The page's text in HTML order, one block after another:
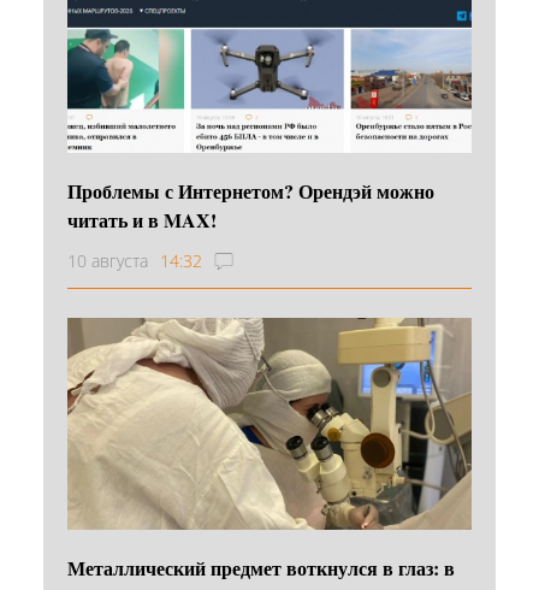
Проблемы с Интернетом? Орендэй можно
читать и в MAX!
10 августа 14:32
Металлический предмет воткнулся в глаз: в